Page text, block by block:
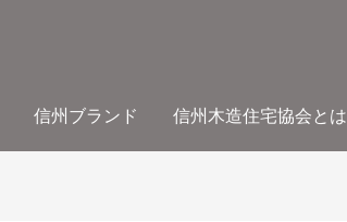
信州ブランド 信州木造住宅協会とは